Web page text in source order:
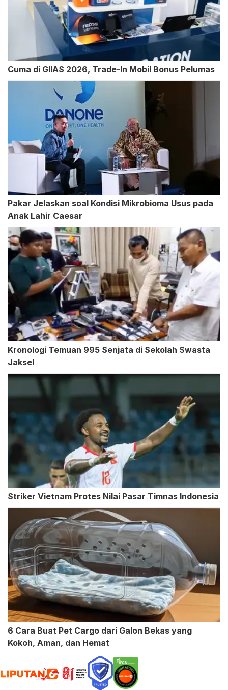
Cuma di GIIAS 2026, Trade-In Mobil Bonus Pelumas
Pakar Jelaskan soal Kondisi Mikrobioma Usus pada
Anak Lahir Caesar
Kronologi Temuan 995 Senjata di Sekolah Swasta
Jaksel
Striker Vietnam Protes Nilai Pasar Timnas Indonesia
6 Cara Buat Pet Cargo dari Galon Bekas yang
Kokoh, Aman, dan Hemat